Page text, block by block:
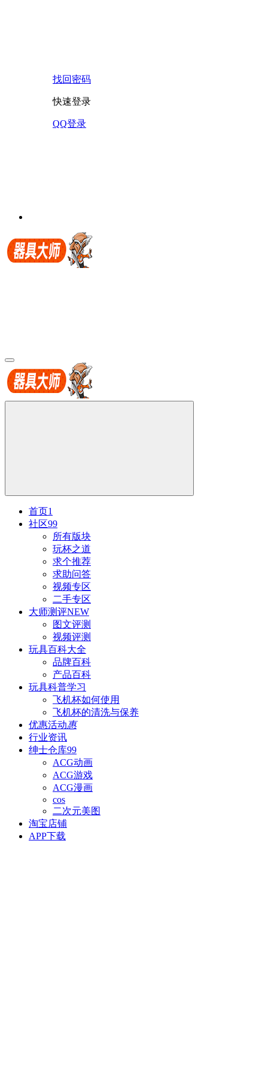
找回密码
快速登录
QQ登录
首页1
社区99
所有版块
玩杯之道
求个推荐
求助问答
视频专区
二手专区
大师测评NEW
图文评测
视频评测
玩具百科大全
品牌百科
产品百科
玩具科普学习
飞机杯如何使用
飞机杯的清洗与保养
优惠活动惠
行业资讯
绅士仓库99
ACG动画
ACG游戏
ACG漫画
cos
二次元美图
淘宝店铺
APP下载